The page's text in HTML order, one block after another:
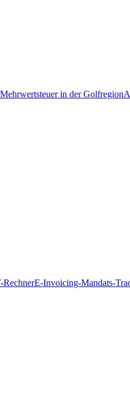
Mehrwertsteuer in der Golfregion
RechnerE-Invoicing-Mandats-